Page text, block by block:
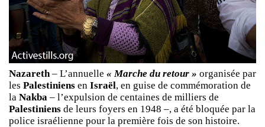
Nazareth – L’annuelle « Marche du retour » organisée par
les Palestiniens en Israël, en guise de commémoration de
la Nakba – l’expulsion de centaines de milliers de
Palestiniens de leurs foyers en 1948 –, a été bloquée par la
police israélienne pour la première fois de son histoire.